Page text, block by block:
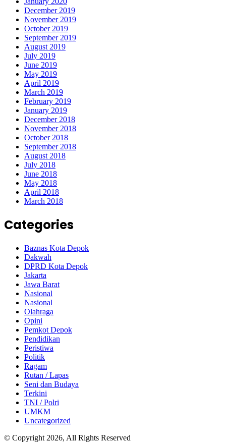
December 2019
November 2019
October 2019
September 2019
August 2019
July 2019
June 2019
May 2019
April 2019
March 2019
February 2019
January 2019
December 2018
November 2018
October 2018
September 2018
August 2018
July 2018
June 2018
May 2018
April 2018
March 2018
Categories
Baznas Kota Depok
Dakwah
DPRD Kota Depok
Jakarta
Jawa Barat
Nasional
Nasional
Olahraga
Opini
Pemkot Depok
Pendidikan
Peristiwa
Politik
Ragam
Rutan / Lapas
Seni dan Budaya
Terkini
TNI / Polri
UMKM
Uncategorized
© Copyright 2026, All Rights Reserved